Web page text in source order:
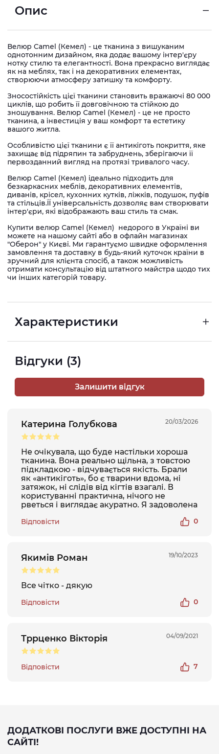
Опис
Велюр Camel (Кемел) - це тканина з вишуканим
однотонним дизайном, яка додає вашому інтер'єру
нотку стилю та елегантності. Вона прекрасно виглядає
як на меблях, так і на декоративних елементах,
створюючи атмосферу затишку та комфорту.
Зносостійкість цієї тканини становить вражаючі 80 000
циклів, що робить її довговічною та стійкою до
зношування. Велюр Camel (Кемел) - це не просто
тканина, а інвестиція у ваш комфорт та естетику
вашого житла.
Особливістю цієї тканини є її антикіготь покриття, яке
захищає від підряпин та забруднень, зберігаючи її
первозданний вигляд на протязі тривалого часу.
Велюр Camel (Кемел) ідеально підходить для
безкаркасних меблів, декоративних елементів,
диванів, крісел, кухонних кутків, ліжків, подушок, пуфів
та стільців.ЇЇ універсальність дозволяє вам створювати
інтер'єри, які відображають ваш стиль та смак.
Купити велюр Camel (Кемел) недорого в Україні ви
можете на нашому сайті або в офлайн магазинах
"Оберон" у Києві. Ми гарантуємо швидке оформлення
замовлення та доставку в будь-який куточок країни в
зручний для клієнта спосіб, а також можливість
отримати консультацію від штатного майстра щодо тих
чи інших категорій товару.
Характеристики
Відгуки (3)
Залишити відгук
Катерина Голубкова 20/03/2026
Не очікувала, що буде настільки хороша
тканина. Вона реально щільна, з товстою
підкладкою - відчувається якість. Брали
як «антикіготь», бо є тварини вдома, ні
затяжок, ні слідів від кігтів взагалі. В
користуванні практична, нічого не
рветься і виглядає акуратно. Я задоволена
Відповісти 0
Якимів Роман 19/10/2023
Все чітко - дякую
Відповісти 0
Тррценко Вікторія 04/09/2021
Відповісти 7
ДОДАТКОВІ ПОСЛУГИ ВЖЕ ДОСТУПНІ НА
САЙТІ!